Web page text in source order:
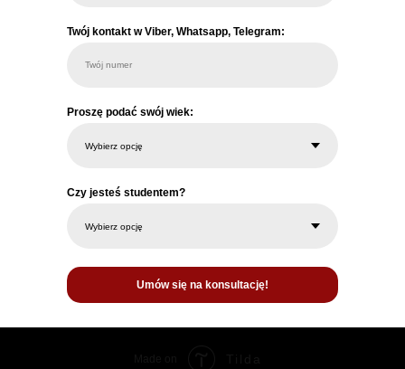
Twój kontakt w Viber, Whatsapp, Telegram:
Twój numer
Proszę podać swój wiek:
Czy jesteś studentem?
Umów się na konsultację!